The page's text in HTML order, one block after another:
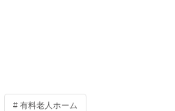
# 有料老人ホーム